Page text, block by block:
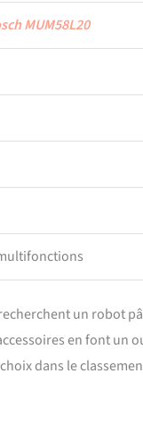
MUM58L20
un robot
en font un
dans le